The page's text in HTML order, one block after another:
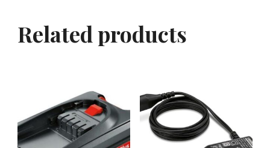
Related products